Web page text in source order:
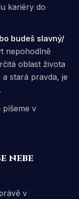
kariéry do
budeš slavný/
nepohodlně
oblast života
stará pravda, je
píšeme v
nebe
v